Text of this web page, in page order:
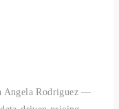
Angela Rodriguez —